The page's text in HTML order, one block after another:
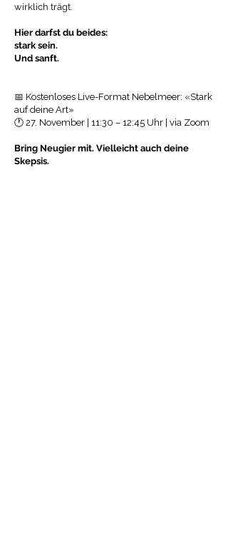
wirklich trägt.
Hier darfst du beides:
stark sein.
Und sanft.
​📅 Kostenloses Live-Format Nebelmeer: «Stark
auf deine Art»
🕐 27. November | 11:30 – 12:45 Uhr | via Zoom​
Bring Neugier mit. Vielleicht auch deine
Skepsis.